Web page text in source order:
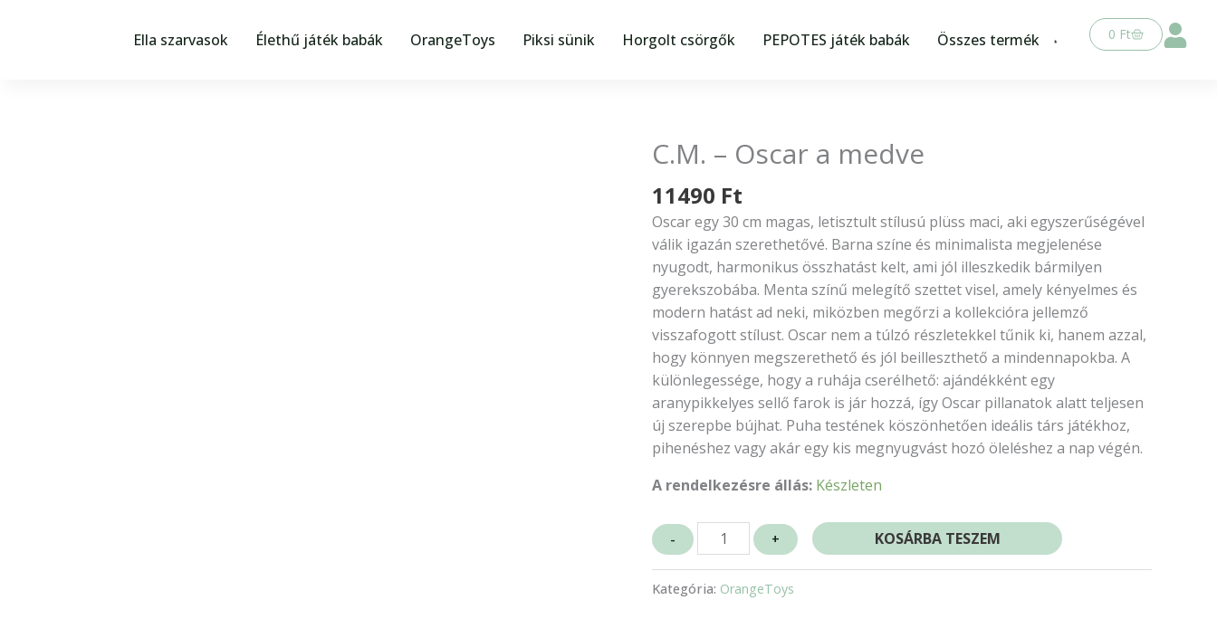
Ella szarvasok Élethű játék babák OrangeToys Piksi sünik Horgolt csörgők PEPOTES játék babák Összes termék 0 FtKosár
C.M. – Oscar a medve
11490 Ft
Oscar egy 30 cm magas, letisztult stílusú plüss maci, aki egyszerűségével
válik igazán szerethetővé. Barna színe és minimalista megjelenése
nyugodt, harmonikus összhatást kelt, ami jól illeszkedik bármilyen
gyerekszobába. Menta színű melegítő szettet visel, amely kényelmes és
modern hatást ad neki, miközben megőrzi a kollekcióra jellemző
visszafogott stílust. Oscar nem a túlzó részletekkel tűnik ki, hanem azzal,
hogy könnyen megszerethető és jól beilleszthető a mindennapokba. A
különlegessége, hogy a ruhája cserélhető: ajándékként egy
aranypikkelyes sellő farok is jár hozzá, így Oscar pillanatok alatt teljesen
új szerepbe bújhat. Puha testének köszönhetően ideális társ játékhoz,
pihenéshez vagy akár egy kis megnyugvást hozó öleléshez a nap végén.
A rendelkezésre állás: Készleten
-
C.M.
–
Oscar
a
medve
mennyiség
+ KOSÁRBA TESZEM
Kategória: OrangeToys